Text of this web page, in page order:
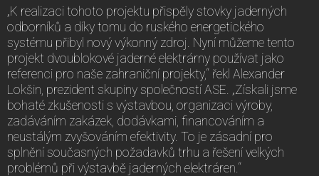
„K realizaci tohoto projektu přispěly stovky jaderných
odborníků a díky tomu do ruského energetického
systému přibyl nový výkonný zdroj. Nyní můžeme tento
projekt dvoublokové jaderné elektrárny používat jako
referenci pro naše zahraniční projekty,“ řekl Alexander
Lokšin, prezident skupiny společností ASE. „Získali jsme
bohaté zkušenosti s výstavbou, organizaci výroby,
zadáváním zakázek, dodávkami, financováním a
neustálým zvyšováním efektivity. To je zásadní pro
splnění současných požadavků trhu a řešení velkých
problémů při výstavbě jaderných elektráren.“